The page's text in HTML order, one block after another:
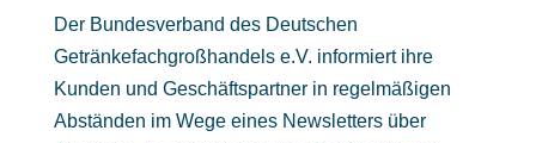
Der Bundesverband des Deutschen
Getränkefachgroßhandels e.V. informiert ihre
Kunden und Geschäftspartner in regelmäßigen
Abständen im Wege eines Newsletters über